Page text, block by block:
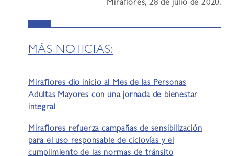
Miraflores, 28 de julio de 2020.
MÁS NOTICIAS:
Miraflores dio inicio al Mes de las Personas
Adultas Mayores con una jornada de bienestar
integral
Miraflores refuerza campañas de sensibilización
para el uso responsable de ciclovías y el
cumplimiento de las normas de tránsito